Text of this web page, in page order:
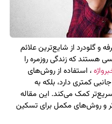
و گلودرد از شایع‌ترین علائم
هستند که زندگی روزمره را
، استفاده از روش‌های
کمتری دارد، بلکه به
کمک می‌کند. این مقاله
و روش‌های مکمل برای تسکین